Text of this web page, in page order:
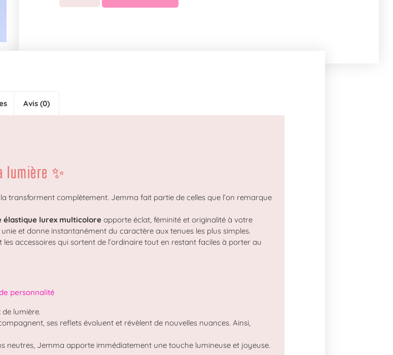
Avis (0)
lumière ✨
transforment complètement. Jemma fait partie de celles que l’on remarque
élastique lurex multicolore apporte éclat, féminité et originalité à votre
et donne instantanément du caractère aux tenues les plus simples.
accessoires qui sortent de l’ordinaire tout en restant faciles à porter au
personnalité
lumière.
ses reflets évoluent et révèlent de nouvelles nuances. Ainsi,
neutres, Jemma apporte immédiatement une touche lumineuse et joyeuse.